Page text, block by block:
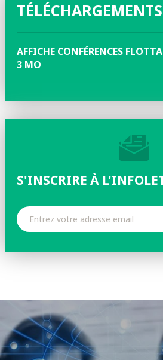
TÉLÉCHARGEMENTS
AFFICHE CONFÉRENCES
3 MO
S'INSCRIRE À